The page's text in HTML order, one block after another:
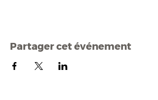
Partager cet événement